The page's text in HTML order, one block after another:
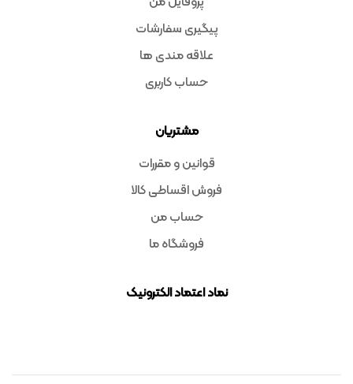
پیگیری سفارشات
علاقه مندی ها
حساب کاربری
مشتریان
قوانین و مقررات
فروش اقساطی کالا
حساب من
فروشگاه ما
نماد اعتماد الکترونیک